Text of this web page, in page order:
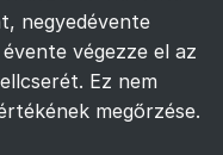
negyedévente
végezze el az
Ez nem
megőrzése.